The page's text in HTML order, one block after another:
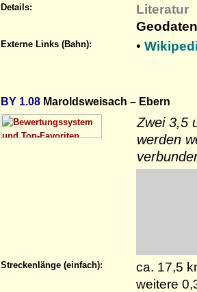
Details:
Literatur
Externe Links (Bahn): •
BY 1.08 Maroldsweisach – Ebern
Zwei 3,5
werden
Streckenlänge (einfach):
ca. 17,5
weitere